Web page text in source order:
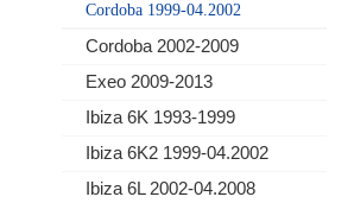
Cordoba 1999-04.2002
Cordoba 2002-2009
Exeo 2009-2013
Ibiza 6K 1993-1999
Ibiza 6K2 1999-04.2002
Ibiza 6L 2002-04.2008